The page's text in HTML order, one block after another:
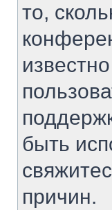
то,
быть
причин.